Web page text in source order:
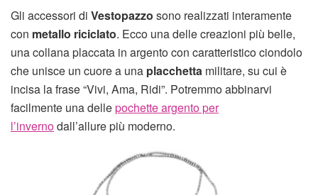
Gli accessori di Vestopazzo sono realizzati interamente
con metallo riciclato. Ecco una delle creazioni più belle,
una collana placcata in argento con caratteristico ciondolo
che unisce un cuore a una placchetta militare, su cui è
incisa la frase “Vivi, Ama, Ridi”. Potremmo abbinarvi
facilmente una dellepochette argento per
l’invernodall’allure più moderno.